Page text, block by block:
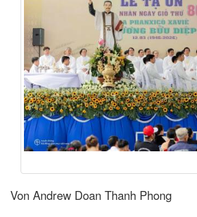
Von Andrew Doan Thanh Phong